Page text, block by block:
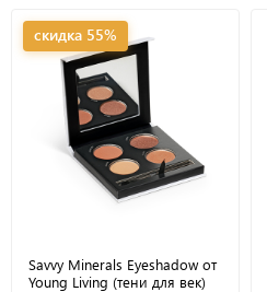
скидка 55%
Savvy Minerals Eyeshadow от
Young Living (тени для век)